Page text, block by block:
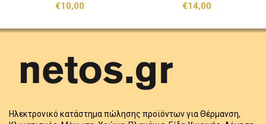
€10,00 €14,00
Ηλεκτρονικό κατάστημα πώλησης προϊόντων για Θέρμανση,